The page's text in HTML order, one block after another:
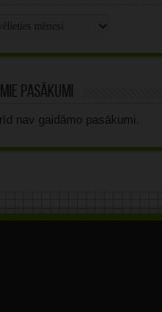
pasākumi
nav gaidāmo pasākumi.